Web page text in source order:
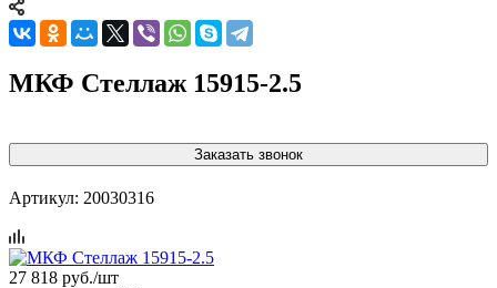
МКФ Стеллаж 15915-2.5
Заказать звонок
Артикул: 20030316
27 818 руб./шт